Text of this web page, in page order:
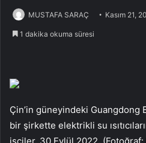
MUSTAFA SARAÇ Kasım 21,
1 dakika okuma süresi
Çin’in güneyindeki Guangdong
bir şirkette elektrikli su